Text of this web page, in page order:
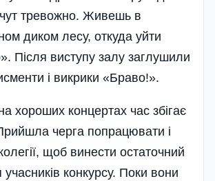
тревожно. Живешь в
диком лесу, откуда уйти
Після виступу залу заглушили
і викрики «Браво!».
хороших концертах час збігає
черга попрацювати і
щоб ви­нести остаточний
конкурсу. Поки вони